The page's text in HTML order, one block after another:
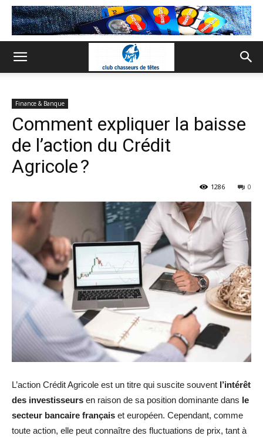
Finance & Banque
Comment expliquer la baisse
de l’action du Crédit
Agricole ?
0
1286
L’action Crédit Agricole est un titre qui suscite souvent l’intérêt
des investisseurs en raison de sa position dominante dans le
secteur bancaire français et européen. Cependant, comme
toute action, elle peut connaître des fluctuations de prix, tant à